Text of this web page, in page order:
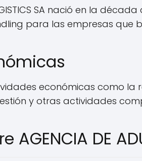
SA nació en la
para las empresas que
económicas como la
y otras actividades
DE